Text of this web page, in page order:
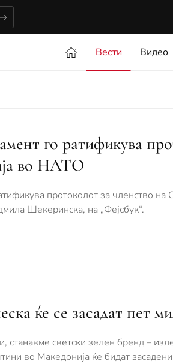
Вести Видео
го ратификува
во НАТО
протоколот за членство
Шекеринска, на „Фејсбук“.
ќе се засадат пет
светски зелен бренд –
во Македонија ќе бидат